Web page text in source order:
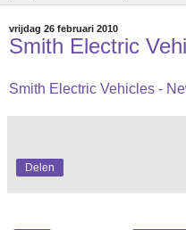
vrijdag 26 februari 2010
Smith Electric
Smith Electric Vehicles -
Delen